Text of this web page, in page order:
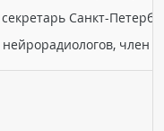
Санкт-
член